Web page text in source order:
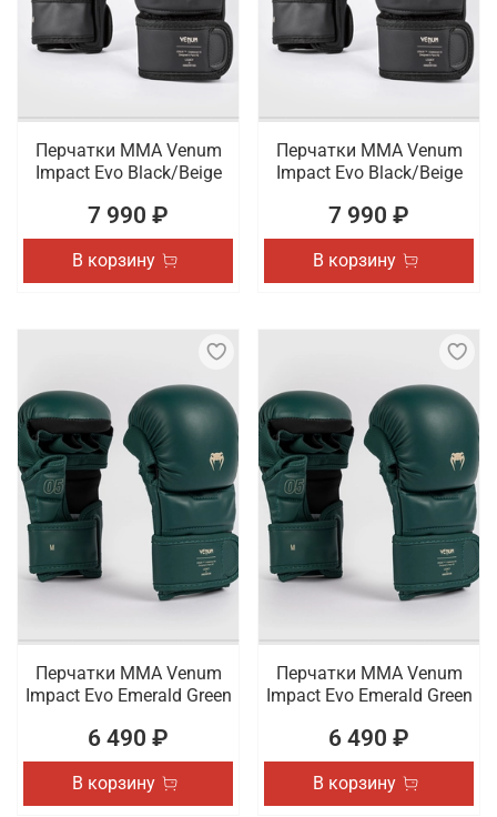
Перчатки ММА Venum
Impact Evo Black/Beige
7 990 ₽
В корзину
Перчатки ММА Venum
Impact Evo Black/Beige
7 990 ₽
В корзину
Перчатки ММА Venum
Impact Evo Emerald Green
6 490 ₽
В корзину
Перчатки ММА Venum
Impact Evo Emerald Green
6 490 ₽
В корзину